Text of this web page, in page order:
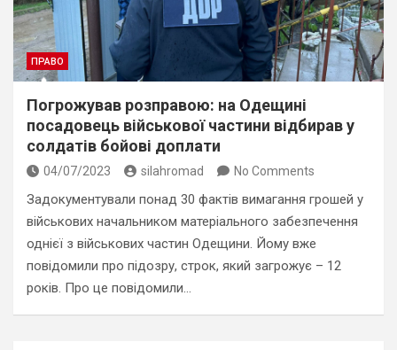
ПРАВО
Погрожував розправою: на Одещині
посадовець військової частини відбирав у
солдатів бойові доплати
04/07/2023 silahromad No Comments
Задокументували понад 30 фактів вимагання грошей у
військових начальником матеріального забезпечення
однієї з військових частин Одещини. Йому вже
повідомили про підозру, строк, який загрожує – 12
років. Про це повідомили…